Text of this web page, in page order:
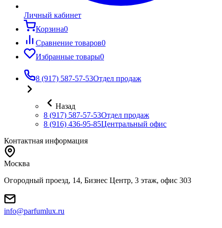
Личный кабинет
Корзина0
Сравнение товаров0
Избранные товары0
8 (917) 587-57-53Отдел продаж
Назад
8 (917) 587-57-53Отдел продаж
8 (916) 436-95-85Центральный офис
Контактная информация
Москва
Огородный проезд, 14, Бизнес Центр, 3 этаж, офис 303
info@parfumlux.ru